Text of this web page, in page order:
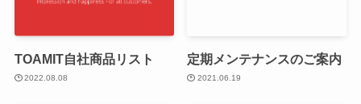
TOAMIT自社商品リスト
2022.08.08
定期メンテナンスのご案内
2021.06.19